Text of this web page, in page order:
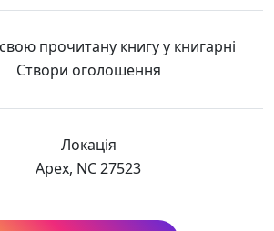
прочитану книгу у книгарні
Створи оголошення
Локація
Apex, NC 27523